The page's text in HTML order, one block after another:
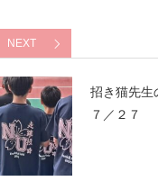
NEXT
招き猫先
７／２７